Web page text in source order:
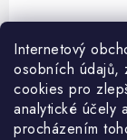
Internetový
osobních údajů,
cookies pro
analytické účely
procházením
Informace pro